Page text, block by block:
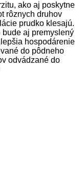
ako aj poskytne
rôznych druhov
prudko klesajú.
aj premyslený
hospodárenie
do pôdneho
odvádzané do